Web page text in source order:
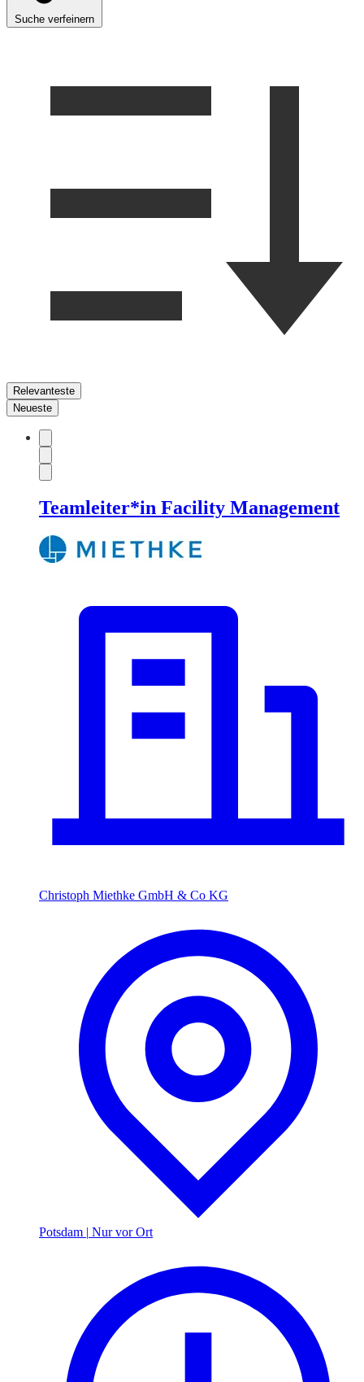
Suche verfeinern
Relevanteste
Neueste
Teamleiter*in Facility Management
Christoph Miethke GmbH & Co KG
Potsdam | Nur vor Ort